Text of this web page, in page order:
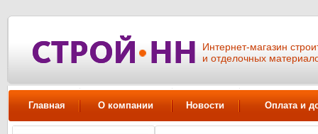
Интернет-магазин
и отделочных
Главная О компании Новости Оплата и